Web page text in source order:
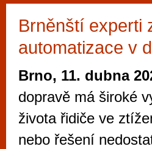
Brněnští experti
automatizace v
Brno, 11. dubna
dopravě má široké
života řidiče ve
nebo řešení
Mimo jiné je ale také